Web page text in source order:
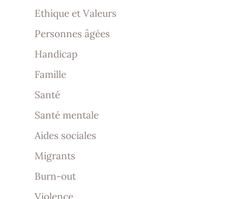
Ethique et Valeurs
Personnes âgées
Handicap
Famille
Santé
Santé mentale
Aides sociales
Migrants
Burn-out
Violence